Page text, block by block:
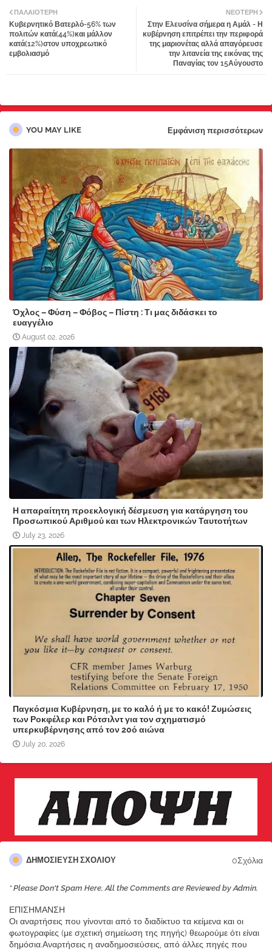
atsa
ΝΕΌΤΕΡΗ
Στην Ελευσίνα σήμερα η Αμάλ - Η
κυβέρνηση επιτρέπει την περιφορά
της μαριονέτας αλλά απαγόρευσε
την λιτανεία της εικόνας της
Παναγίας τον 15Αύγουστο
ΠΑΛΑΙΌΤΕΡΗ
Κυβερνητικό Βατερλό-56% των
πολιτών κατά(44%)και μάλλον
κατά(12%)στον υποχρεωτικό
εμβολιασμό
YOU MAY LIKE Εμφάνιση περισσότερων
Όχλος – Φύση – Φόβος – Πίστη : Τι μας διδάσκει το
ευαγγέλιο
August 02, 2026
Η απαραίτητη προεκλογική δέσμευση για κατάργηση του
Προσωπικού Αριθμού και των Ηλεκτρονικών Ταυτοτήτων
July 23, 2026
Παγκόσμια Κυβέρνηση, με το καλό ή με το κακό! Ζυμώσεις
των Ροκφέλερ και Ρότσιλντ για τον σχηματισμό
υπερκυβέρνησης από τον 20ό αιώνα
July 20, 2026
ΔΗΜΟΣΊΕΥΣΗ ΣΧΟΛΊΟΥ 0Σχόλια
* Please Don't Spam Here. All the Comments are Reviewed by Admin.
ΕΠΙΣΗΜΑΝΣΗ
Οι αναρτήσεις που γίνονται από το διαδίκτυο τα κείμενα και οι
φωτογραφίες (με σχετική σημείωση της πηγής) θεωρούμε ότι είναι
δημόσια.Αναρτήσεις η αναδημοσιεύσεις, από άλλες πηγές που